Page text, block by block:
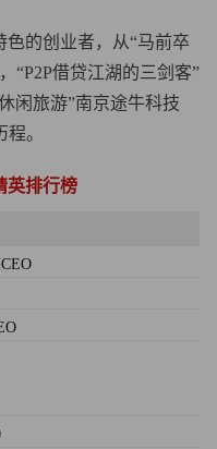
的创业者，从“马前卒
“P2P借贷江湖的三剑客”
闲旅游”南京途牛科技
。
英排行榜